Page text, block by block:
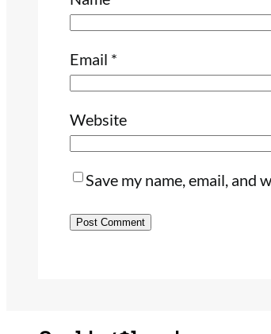
Email *
Website
Save my name, email, and